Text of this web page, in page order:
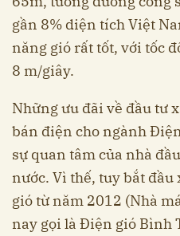
gần 8% diện tích Việt
năng gió rất tốt, với tốc
8 m/giây.
Những ưu đãi về đầu tư
bán điện cho ngành
sự quan tâm của nhà
nước. Vì thế, tuy bắt
gió từ năm 2012 (Nhà
nay gọi là Điện gió Bình